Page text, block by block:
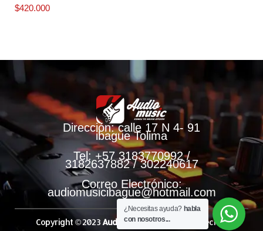
$420.000
Dirección: calle 17 N 4- 91
ibague Tolima
Tel: +57 3183770992 /
3182637882 / 302240617
Correo Electrónico:
audiomusicibague@hotmail.com
Copyright © 2023 Audio Music.Todos Los Derechos
¿Necesitas ayuda? habla
con nosotros...